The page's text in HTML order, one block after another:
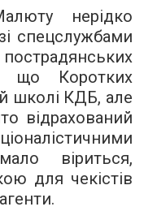
нерідко
спецслужбами
що Коротких
школі КДБ, але
відрахований
віриться,
для чекістів